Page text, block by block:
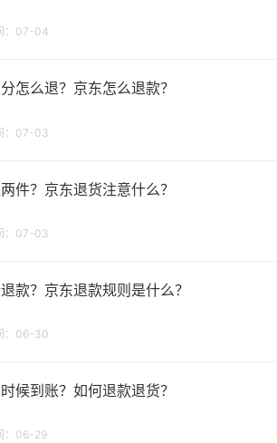
：07-04
怎么退？京东怎么退款？
：07-03
件？京东退货注意什么？
：07-03
款？京东退款规则是什么？
：06-30
候到账？如何退款退货？
：06-29